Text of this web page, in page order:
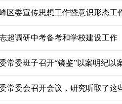
区委宣传思想工作暨意识形态工
超调研中考备考和学校建设工作
常委班子召开“镜鉴”以案明纪
常委会召开会议，研究听取了这